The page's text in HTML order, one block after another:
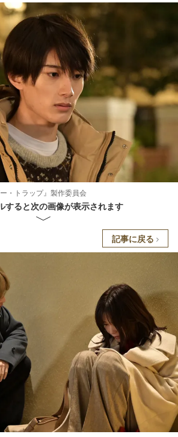
・トラップ』製作委員会
すると次の画像が表示されます
記事に戻る